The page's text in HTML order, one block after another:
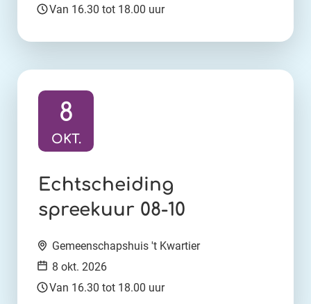
Tijd:
Van 16.30 tot 18.00 uur
Ga naar activiteit:
Echtscheiding
spreekuur 08-10
8
OKT.
Locatie:
Gemeenschapshuis 't Kwartier
Datum:
8 okt. 2026
Tijd:
Van 16.30 tot 18.00 uur